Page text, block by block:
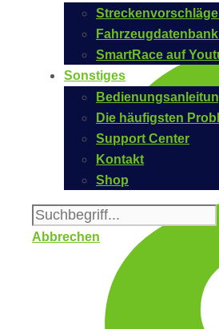
Streckenvorschläge
Fahrzeugdatenbank
SmartRace auf
Sonstiges
Die häufigsten
Support Center
Kontakt
Shop
Abbrechen